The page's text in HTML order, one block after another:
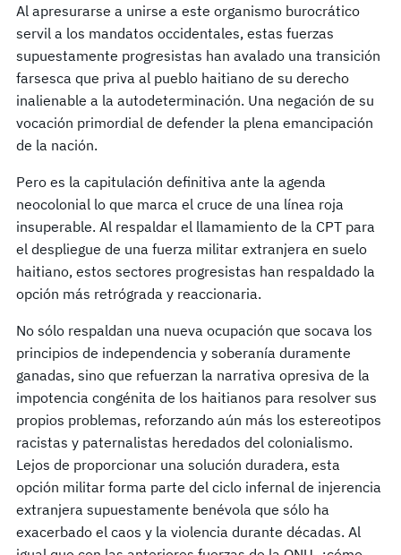
Al apresurarse a unirse a este organismo burocrático
servil a los mandatos occidentales, estas fuerzas
supuestamente progresistas han avalado una transición
farsesca que priva al pueblo haitiano de su derecho
inalienable a la autodeterminación. Una negación de su
vocación primordial de defender la plena emancipación
de la nación.
Pero es la capitulación definitiva ante la agenda
neocolonial lo que marca el cruce de una línea roja
insuperable. Al respaldar el llamamiento de la CPT para
el despliegue de una fuerza militar extranjera en suelo
haitiano, estos sectores progresistas han respaldado la
opción más retrógrada y reaccionaria.
No sólo respaldan una nueva ocupación que socava los
principios de independencia y soberanía duramente
ganadas, sino que refuerzan la narrativa opresiva de la
impotencia congénita de los haitianos para resolver sus
propios problemas, reforzando aún más los estereotipos
racistas y paternalistas heredados del colonialismo.
Lejos de proporcionar una solución duradera, esta
opción militar forma parte del ciclo infernal de injerencia
extranjera supuestamente benévola que sólo ha
exacerbado el caos y la violencia durante décadas. Al